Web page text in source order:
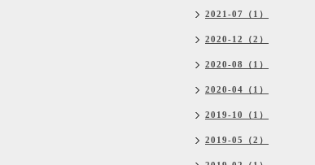
2021-07（1）
2020-12（2）
2020-08（1）
2020-04（1）
2019-10（1）
2019-05（2）